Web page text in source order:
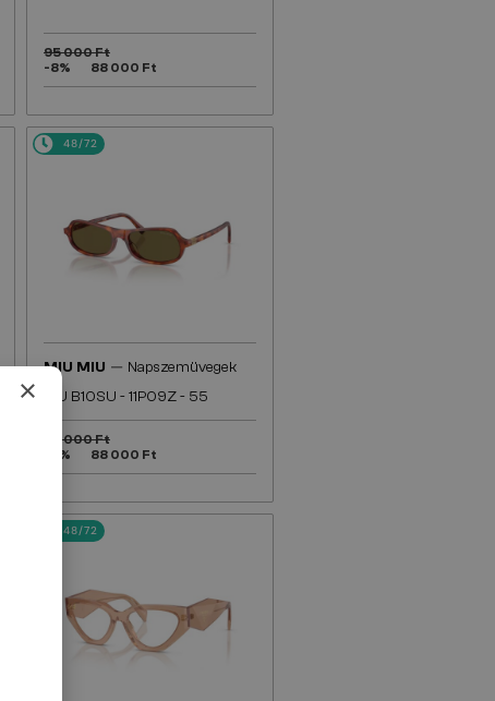
95 000 Ft
-8%
88 000 Ft
48/72
MIU MIU — Napszemüvegek
MU B10SU - 11P09Z - 55
95 000 Ft
-8%
88 000 Ft
48/72
×